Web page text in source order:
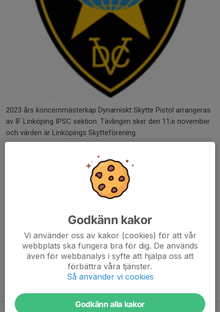
2023 års koncernmästerkap Dynamiskt Skytte Pistol arrangeras
av IF Linköping IPSC sektion. Tävlingen sker den 11;e november
och värden är Linköpings Skytteförening.
Kommentarer
Godkänn kakor
Vi använder oss av kakor (cookies) för att vår
webbplats ska fungera bra för dig. De används
även för webbanalys i syfte att hjälpa oss att
förbättra våra tjänster.
Så använder vi cookies
Godkänn alla kakor